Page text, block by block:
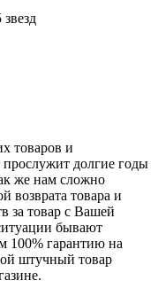
товаров и
долгие годы
же нам сложно
возврата товара и
за товар с Вашей
бывают
100% гарантию на
штучный товар